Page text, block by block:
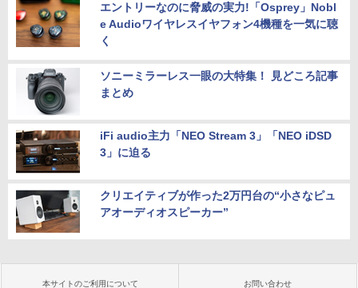
エントリーなのに脅威の実力!「Osprey」Nobl
e Audioワイヤレスイヤフォン4機種を一気に聴
く
ソニーミラーレス一眼の大特集！ 見どころ記事
まとめ
iFi audio主力「NEO Stream 3」「NEO iDSD
3」に迫る
クリエイティブが作った2万円台の“小さなピュ
アオーディオスピーカー”
本サイトのご利用について お問い合わせ